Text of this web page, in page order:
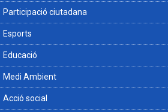
Participació ciutadana
Esports
Educació
Medi Ambient
Acció social